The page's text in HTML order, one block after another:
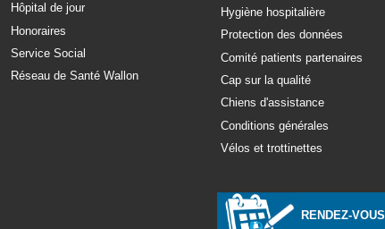
Hôpital de jour
Honoraires
Service Social
Réseau de Santé Wallon
Hygiène hospitalière
Protection des données
Comité patients partenaires
Cap sur la qualité
Chiens d'assistance
Conditions générales
Vélos et trottinettes
RENDEZ-VOUS